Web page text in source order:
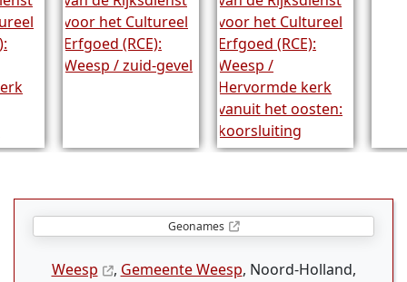
Geonames
Weesp , Gemeente Weesp, Noord-Holland,